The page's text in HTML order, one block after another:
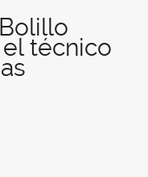
el técnico